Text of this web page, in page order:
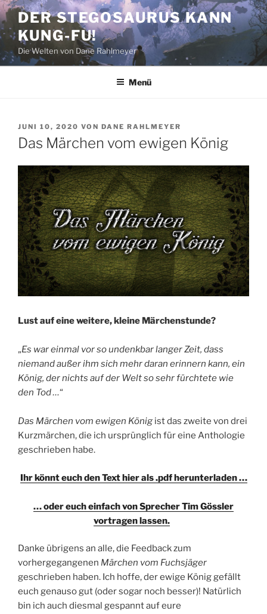
Zum
Inhalt
springen
DER STEGOSAURUS KANN
KUNG-FU!
Die Welten von Dane Rahlmeyer
Menü
VERÖFFENTLICHT
AM
JUNI 10, 2020 VON DANE RAHLMEYER
Das Märchen vom ewigen König
Lust auf eine weitere, kleine Märchenstunde?
„Es war einmal vor so undenkbar langer Zeit, dass
niemand außer ihm sich mehr daran erinnern kann, ein
König, der nichts auf der Welt so sehr fürchtete wie
den Tod …“
Das Märchen vom ewigen König ist das zweite von drei
Kurzmärchen, die ich ursprünglich für eine Anthologie
geschrieben habe.
Ihr könnt euch den Text hier als .pdf herunterladen …
… oder euch einfach von Sprecher Tim Gössler
vortragen lassen.
Danke übrigens an alle, die Feedback zum
vorhergegangenen Märchen vom Fuchsjäger
geschrieben haben. Ich hoffe, der ewige König gefällt
euch genauso gut (oder sogar noch besser)! Natürlich
bin ich auch diesmal gespannt auf eure